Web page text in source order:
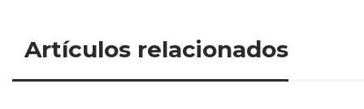
Artículos relacionados